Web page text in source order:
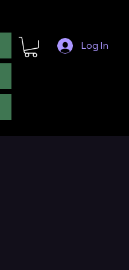
Log In